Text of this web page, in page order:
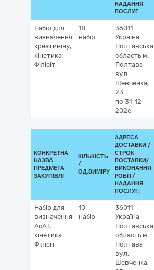
НАДАННЯ
ПОСЛУГ:
Набір для
визначення
креатиніну,
кінетика
Філісіт
18
набір
36011
Україна
Полтавська
область м.
Полтава
вул.
Шевченка,
23
по 31-12-
2026
КОНКРЕТНА
НАЗВА
ПРЕДМЕТА
ЗАКУПІВЛІ
КІЛЬКІСТЬ
/
ОД.ВИМІРУ
АДРЕСА
ДОСТАВКИ /
СТРОК
ПОСТАВКИ/
ВИКОНАННЯ
РОБІТ/
НАДАННЯ
ПОСЛУГ:
Набір для
визначення
АсАТ,
кінетика
Філісіт
10
набір
36011
Україна
Полтавська
область м.
Полтава
вул.
Шевченка,